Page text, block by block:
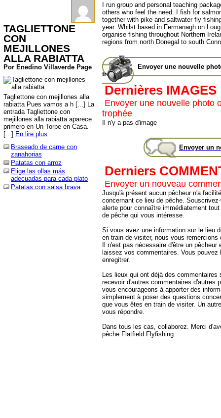
TAGLIETTONE
CON
MEJILLONES
ALLA RABIATTA
Por Enedino Villaverde Page
Tagliettone con mejillones alla
rabiatta Pues vamos a h [...] La
entrada Tagliettone con
mejillones alla rabiatta aparece
primero en Un Torpe en Casa.
[...] En lire plus
Braseado de carne con
zanahorias
Patatas con arroz
Elige las ollas más
adecuadas para cada plato
Patatas con salsa brava
I run group and personal teaching
others who feel the need. I fish for
together with pike and saltwater fly
year. Whilst based in Fermanagh on
organise fishing throughout Northern
regions from north Donegal to south
Envoyer une nouvelle
trophée
Dernières IMAGES
Envoyer une nouvelle photo
trophée
Il n'y a pas d'image
Envoyer un
Derniers
Envoyer un nouveau
Jusqu'à présent aucun pêcheur n'a
concernant ce lieu de pêche.
alerte pour connaître immédiatement
de pêche qui vous intéresse.
Si vous avez une information sur le lieu
en train de visiter, nous vous remercions
Il n'est pas nécessaire d'être un pêcheur
laissez vos commentaires. Vous pouvez
enregitrer.
Les lieux qui ont déjà des commentaires
recevoir d'autres commentaires d'autres
vous encourageons à apporter des
simplement à poser des questions
que vous êtes en train de visiter. Un
vous répondre.
Dans tous les cas, collaborez. Merci
pêche Flatfield Flyfishing.